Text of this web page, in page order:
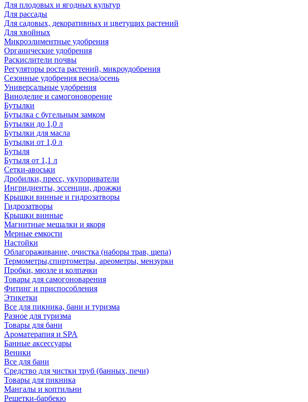
Для плодовых и ягодных культур
Для рассады
Для садовых, декоративных и цветущих растений
Для хвойных
Микроэлиментные удобрения
Органические удобрения
Раскислители почвы
Регуляторы роста растений, микроудобрения
Сезонные удобрения весна/осень
Универсальные удобрения
Виноделие и самогоноворение
Бутылки
Бутылка с бугельным замком
Бутылки до 1,0 л
Бутылки для масла
Бутылки от 1,0 л
Бутыля
Бутыля от 1,1 л
Сетки-авоськи
Дробилки, пресс, укупориватели
Ингридиенты, эссенции, дрожжи
Крышки винные и гидрозатворы
Гидрозатворы
Крышки винные
Магнитные мешалки и якоря
Мерные емкости
Настойки
Облагораживание, очистка (наборы трав, щепа)
Термометры,спиртометры, ареометры, мензурки
Пробки, мюзле и колпачки
Товары для самогоноварения
Фитинг и приспособления
Этикетки
Все для пикника, бани и туризма
Разное для туризма
Товары для бани
Ароматерапия и SPA
Банные аксессуары
Веники
Все для бани
Средство для чистки труб (банных, печи)
Товары для пикника
Мангалы и коптильни
Решетки-барбекю